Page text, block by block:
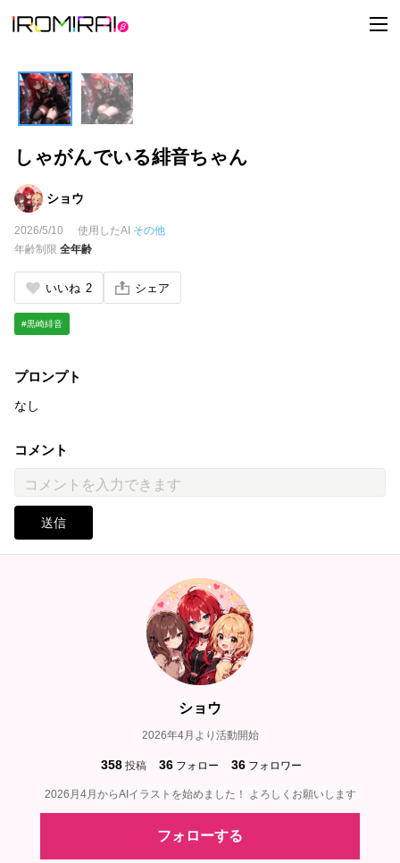
t
o
しゃがんでいる緋音ちゃん
ショウ
2026/5/10 使用したAI その他
年齢制限 全年齢
いいね 2 シェア
#黒崎緋音
プロンプト
なし
コメント
送信
ショウ
2026年4月より活動開始
358 投稿 36 フォロー 36 フォロワー
2026月4月からAIイラストを始めました！ よろしくお願いします
フォローする